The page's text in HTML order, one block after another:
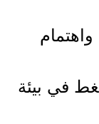
في بيئة